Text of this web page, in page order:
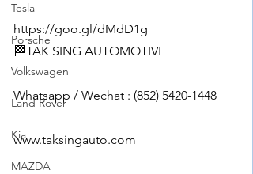
Tesla
Porsche
Volkswagen
Land Rover
Kia
MAZDA
https://goo.gl/dMdD1g
🏁TAK SING AUTOMOTIVE
Whatsapp / Wechat : (852) 5420-1448
www.taksingauto.com